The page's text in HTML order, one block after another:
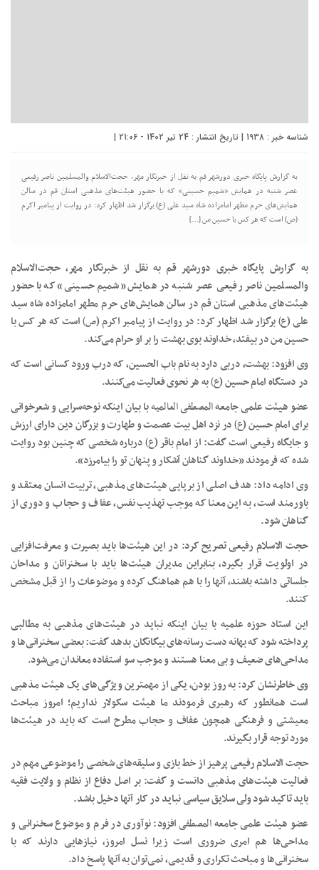
شناسه خبر : 1938 | تاریخ انتشار : 24 تیر 1402 - 21:06 |
به گزارش پایگاه خبری دورشهر قم به نقل از خبرنگار مهر، حجت‌الاسلام والمسلمین ناصر رفیعی
عصر شنبه در همایش «شمیم حسینی» که با حضور هیئت‌های مذهبی استان قم در سالن
همایش‌های حرم مطهر امامزاده شاه سید علی (ع) برگزار شد اظهار کرد: در روایت از پیامبر اکرم
(ص) است که هر کس با حسین من […]
به گزارش پایگاه خبری دورشهر قم به نقل از خبرنگار مهر، حجت‌الاسلام
والمسلمین ناصر رفیعی عصر شنبه در همایش «شمیم حسینی» که با حضور
هیئت‌های مذهبی استان قم در سالن همایش‌های حرم مطهر امامزاده شاه سید
علی (ع)برگزار شد اظهار کرد: در روایت از پیامبر اکرم (ص)است که هر کس با
حسین من در بیفتد، خداوند بوی بهشت را بر او حرام می‌کند.
وی افزود: بهشت، دربی دارد به نام باب الحسین، که درب ورود کسانی است که
در دستگاه امام حسین (ع)به هر نحوی فعالیت می‌کنند.
عضو هیئت علمی جامعهالمصطفیالعالمیهبا بیان اینکه نوحه‌سرایی و شعرخوانی
برای امام حسین (ع)در نزد اهل بیت عصمت و طهارت و بزرگان دین دارای ارزش
و جایگاه رفیعی است گفت: از امام باقر (ع)درباره شخصی که چنین بود روایت
شده که فرمودند «خداوند گناهان آشکار و پنهان تو را بیامرزد».
وی ادامه داد: هدف اصلی از برپایی هیئت‌های مذهبی، تربیت انسان معتقد و
باورمند است، به این معنا که موجب تهذیب نفس، عفاف و حجاب و دوری از
گناهان شود.
حجت الاسلام رفیعی تصریح کرد: در این هیئت‌ها باید بصیرت و معرفت‌افزایی
در اولویت قرار بگیرد، بنابراین مدیران هیئت‌ها باید با سخنرانان و مداحان
جلساتی داشته باشند، آنها را با هم هماهنگ کرده و موضوعات را از قبل مشخص
کنند.
این استاد حوزه علمیه با بیان اینکه نباید در هیئت‌های مذهبی به مطالبی
پرداخته شود که بهانه دست رسانه‌های بیگانگان بدهد گفت: بعضی سخنرانی‌ها و
مداحی‌های ضعیف و بی معنا هستند و موجب سو استفاده معاندان می‌شود.
وی خاطرنشان کرد: به روز بودن، یکی از مهمترین ویژگی‌های یک هیئت مذهبی
است همانطور که رهبری فرمودند ما هیئت سکولار نداریم؛ امروز مباحث
معیشتی و فرهنگی همچون عفاف و حجاب مطرح است که باید در هیئت‌ها
مورد توجه قرار بگیرند.
حجت الاسلام رفیعی پرهیز از خط بازی و سلیقه‌های شخصی را موضوعی مهم در
فعالیت هیئت‌های مذهبی دانست و گفت: بر اصل دفاع از نظام و ولایت فقیه
باید تاکید شود ولی سلایق سیاسی نباید در کار آنها دخیل باشد.
عضو هیئت علمی جامعهالمصطفیافزود: نوآوری در فرم و موضوع سخنرانی و
مداحی‌ها هم امری ضروری است زیرا نسل امروز، نیازهایی دارند که با
سخنرانی‌ها و مباحث تکراری و قدیمی، نمی‌توان به آنها پاسخ داد.